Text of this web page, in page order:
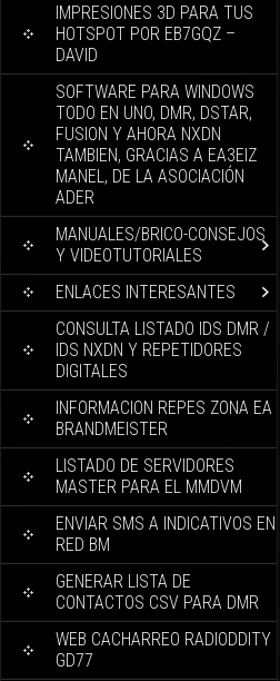
IMPRESIONES 3D PARA TUS
HOTSPOT POR EB7GQZ –
DAVID
SOFTWARE PARA WINDOWS
TODO EN UNO, DMR, DSTAR,
FUSION Y AHORA NXDN
TAMBIEN, GRACIAS A EA3EIZ
MANEL, DE LA ASOCIACIÓN
ADER
MANUALES/BRICO-CONSEJOS
Y VIDEOTUTORIALES
ENLACES INTERESANTES
CONSULTA LISTADO IDS DMR /
IDS NXDN Y REPETIDORES
DIGITALES
INFORMACION REPES ZONA EA
BRANDMEISTER
LISTADO DE SERVIDORES
MASTER PARA EL MMDVM
ENVIAR SMS A INDICATIVOS EN
RED BM
GENERAR LISTA DE
CONTACTOS CSV PARA DMR
WEB CACHARREO RADIODDITY
GD77